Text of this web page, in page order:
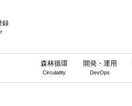
録
森林循環
Circulatity
開発・運用
DevOps